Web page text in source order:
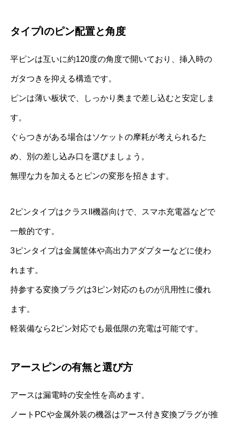
タイプIのピン配置と角度
平ピンは互いに約120度の角度で開いており、挿入時の
ガタつきを抑える構造です。
ピンは薄い板状で、しっかり奥まで差し込むと安定しま
す。
ぐらつきがある場合はソケットの摩耗が考えられるた
め、別の差し込み口を選びましょう。
無理な力を加えるとピンの変形を招きます。
2ピンタイプはクラスII機器向けで、スマホ充電器などで
一般的です。
3ピンタイプは金属筐体や高出力アダプターなどに使わ
れます。
持参する変換プラグは3ピン対応のものが汎用性に優れ
ます。
軽装備なら2ピン対応でも最低限の充電は可能です。
アースピンの有無と選び方
アースは漏電時の安全性を高めます。
ノートPCや金属外装の機器はアース付き変換プラグが推